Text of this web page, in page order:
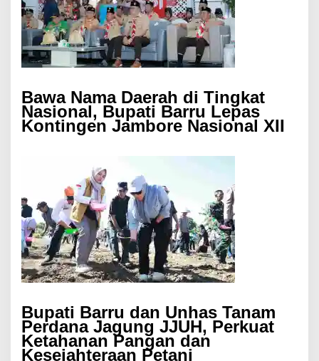
Bawa Nama Daerah di Tingkat
Nasional, Bupati Barru Lepas
Kontingen Jambore Nasional XII
Bupati Barru dan Unhas Tanam
Perdana Jagung JJUH, Perkuat
Ketahanan Pangan dan
Kesejahteraan Petani